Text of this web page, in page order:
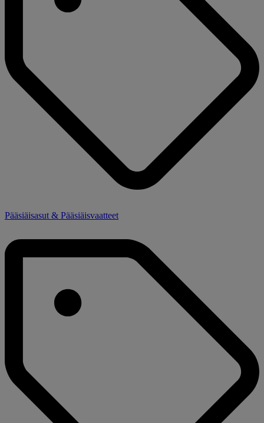
Pääsiäisasut & Pääsiäisvaatteet